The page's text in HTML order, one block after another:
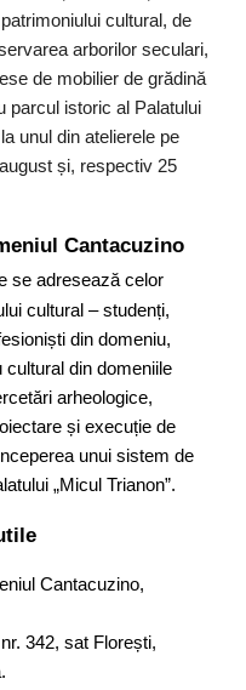
cultural, de
arborilor seculari,
de mobilier de grădină
parcul istoric al Palatului
unul din atelierele pe
și, respectiv 25
Cantacuzino
se adresează celor
cultural – studenți,
din domeniu,
din domeniile
arheologice,
și execuție de
unui sistem de
„Micul Trianon”.
Cantacuzino,
342, sat Florești,